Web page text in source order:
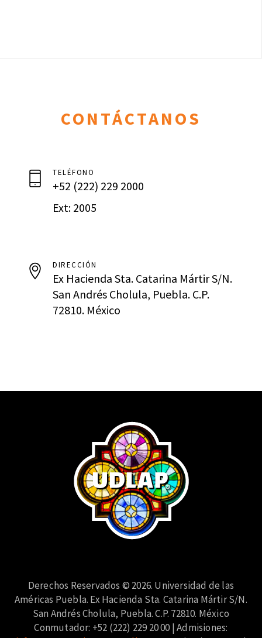
CONTÁCTANOS
TELÉFONO
+52 (222) 229 2000
Ext: 2005
DIRECCIÓN
Ex Hacienda Sta. Catarina Mártir S/N.
San Andrés Cholula, Puebla. C.P.
72810. México
Derechos Reservados © 2026. Universidad de las
Américas Puebla. Ex Hacienda Sta. Catarina Mártir S/N.
San Andrés Cholula, Puebla. C.P. 72810. México
Conmutador: +52 (222) 229 20 00 | Admisiones: